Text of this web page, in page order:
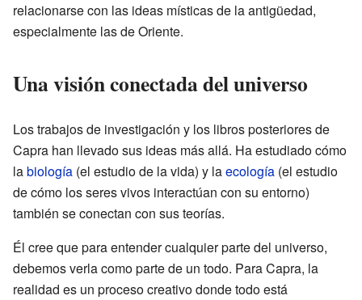
relacionarse con las ideas místicas de la antigüedad,
especialmente las de Oriente.
Una visión conectada del universo
Los trabajos de investigación y los libros posteriores de
Capra han llevado sus ideas más allá. Ha estudiado cómo
labiología (el estudio de la vida) y laecología (el estudio
de cómo los seres vivos interactúan con su entorno)
también se conectan con sus teorías.
Él cree que para entender cualquier parte del universo,
debemos verla como parte de un todo. Para Capra, la
realidad es un proceso creativo donde todo está